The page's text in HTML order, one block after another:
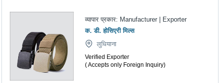
व्यापार प्रकार: Manufacturer | Exporter
क. डी. होसिएरी मिल्स
लुधियाना
Verified Exporter
( Accepts only Foreign Inquiry)